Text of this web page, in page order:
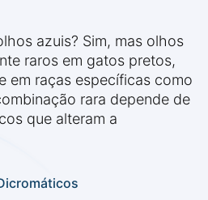
azuis? Sim, mas olhos
raros em gatos pretos,
em raças específicas como
rara depende de
que alteram a